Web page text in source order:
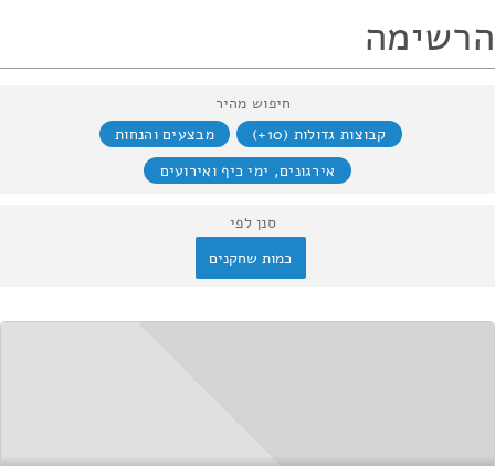
הרשימה
חיפוש מהיר
קבוצות גדולות (10+)
מבצעים והנחות
אירגונים, ימי כיף ואירועים
סנן לפי
כמות שחקנים